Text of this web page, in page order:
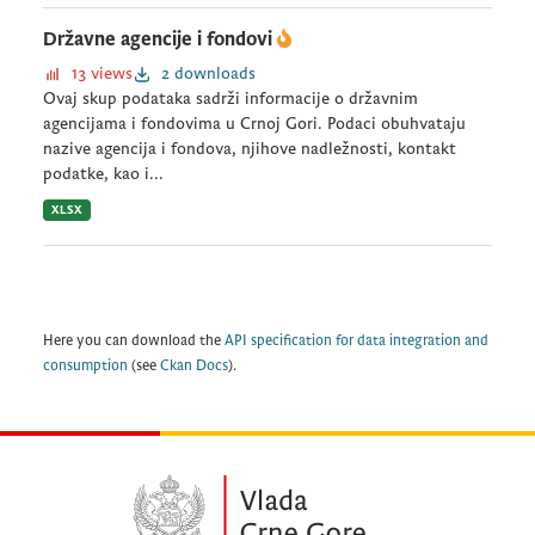
Državne agencije i fondovi
13 views
2 downloads
Ovaj skup podataka sadrži informacije o državnim
agencijama i fondovima u Crnoj Gori. Podaci obuhvataju
nazive agencija i fondova, njihove nadležnosti, kontakt
podatke, kao i...
XLSX
Here you can download the API specification for data integration and
consumption (see Ckan Docs).